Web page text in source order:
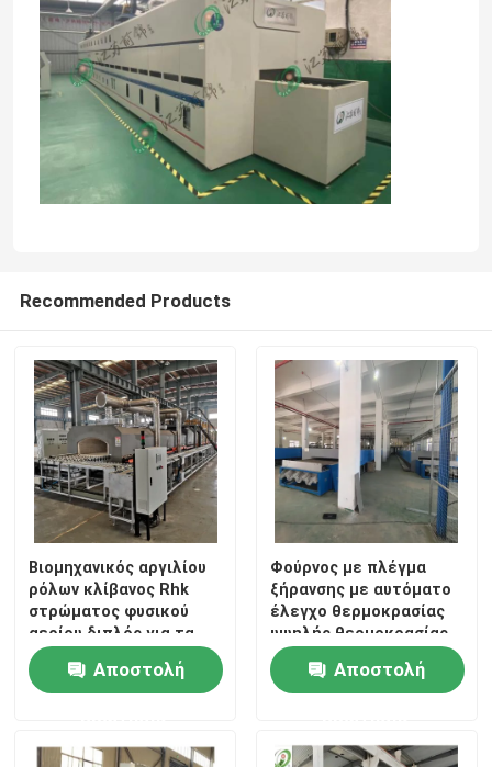
Σπίτι
Προϊόντα
Περίπου εμείς
Recommended Products
Βιομηχανικός αργιλίου
ρόλων κλίβανος Rhk
στρώματος φυσικού
αερίου διπλός για τα
προηγμένα κεραμικά
υλικά
Αποστολή
Φούρνος με πλέγμα
ξήρανσης με αυτόματο
έλεγχο θερμοκρασίας
υψηλής θερμοκρασίας
για συνεχή θερμική
επεξεργασίαΑποστολή